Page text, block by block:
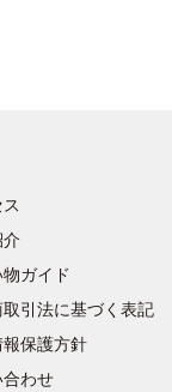
介
ガイド
引法に基づく表記
保護方針
合わせ